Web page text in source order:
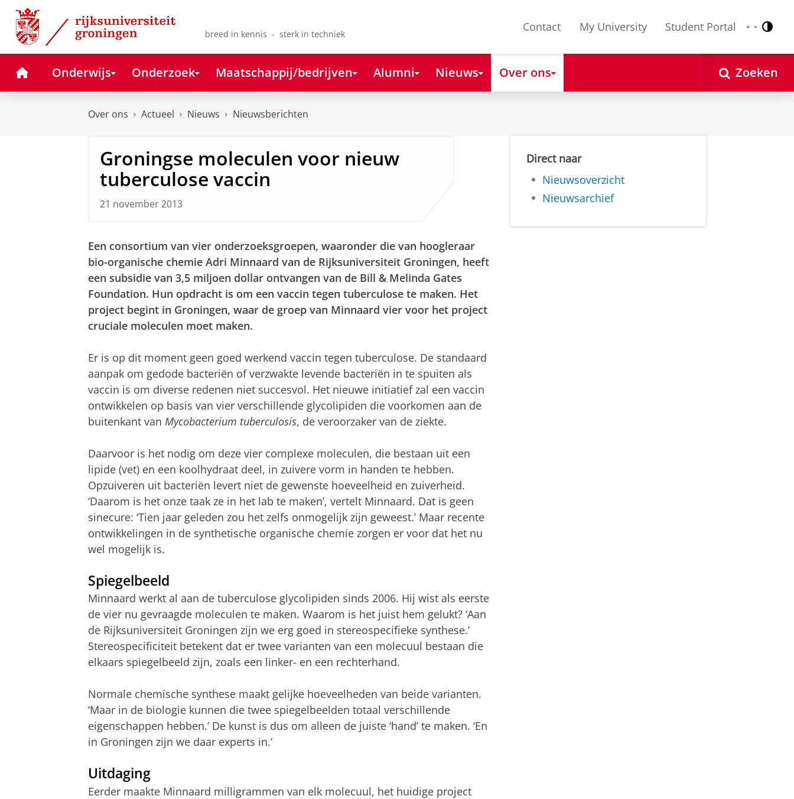
Skip
Content
Skip
Navigation
breed in kennis - sterk in techniek
Contact My University Student Portal Nederlands
English
HomeOnderwijs Onderzoek Maatschappij/bedrijven Alumni Nieuws Over ons Zoeken
Over ons Actueel Nieuws Nieuwsberichten
Groningse moleculen voor nieuw
tuberculose vaccin
21 november 2013
Een consortium van vier onderzoeksgroepen, waaronder die van hoogleraar
bio-organische chemie Adri Minnaard van de Rijksuniversiteit Groningen, heeft
een subsidie van 3,5 miljoen dollar ontvangen van de Bill & Melinda Gates
Foundation. Hun opdracht is om een vaccin tegen tuberculose te maken. Het
project begint in Groningen, waar de groep van Minnaard vier voor het project
cruciale moleculen moet maken.
Er is op dit moment geen goed werkend vaccin tegen tuberculose. De standaard
aanpak om gedode bacteriën of verzwakte levende bacteriën in te spuiten als
vaccin is om diverse redenen niet succesvol. Het nieuwe initiatief zal een vaccin
ontwikkelen op basis van vier verschillende glycolipiden die voorkomen aan de
buitenkant van Mycobacterium tuberculosis, de veroorzaker van de ziekte.
Daarvoor is het nodig om deze vier complexe moleculen, die bestaan uit een
lipide (vet) en een koolhydraat deel, in zuivere vorm in handen te hebben.
Opzuiveren uit bacteriën levert niet de gewenste hoeveelheid en zuiverheid.
‘Daarom is het onze taak ze in het lab te maken’, vertelt Minnaard. Dat is geen
sinecure: ‘Tien jaar geleden zou het zelfs onmogelijk zijn geweest.’ Maar recente
ontwikkelingen in de synthetische organische chemie zorgen er voor dat het nu
wel mogelijk is.
Spiegelbeeld
Minnaard werkt al aan de tuberculose glycolipiden sinds 2006. Hij wist als eerste
de vier nu gevraagde moleculen te maken. Waarom is het juist hem gelukt? ‘Aan
de Rijksuniversiteit Groningen zijn we erg goed in stereospecifieke synthese.’
Stereospecificiteit betekent dat er twee varianten van een molecuul bestaan die
elkaars spiegelbeeld zijn, zoals een linker- en een rechterhand.
Normale chemische synthese maakt gelijke hoeveelheden van beide varianten.
‘Maar in de biologie kunnen die twee spiegelbeelden totaal verschillende
eigenschappen hebben.’ De kunst is dus om alleen de juiste ‘hand’ te maken. ‘En
in Groningen zijn we daar experts in.’
Uitdaging
Eerder maakte Minnaard milligrammen van elk molecuul, het huidige project
Direct naar
Nieuwsoverzicht
Nieuwsarchief